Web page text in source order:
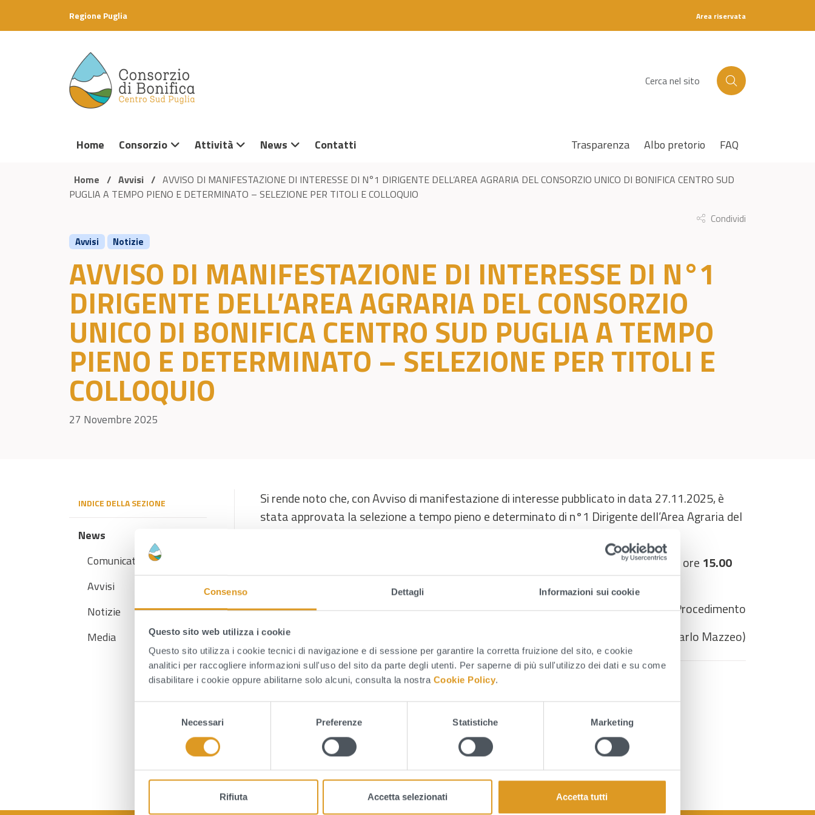
Consenso Dettagli Informazioni sui cookie
Questo sito web utilizza i cookie
Questo sito utilizza i cookie tecnici di navigazione e di sessione per garantire la corretta fruizione del sito, e cookie
analitici per raccogliere informazioni sull'uso del sito da parte degli utenti. Per saperne di più sull'utilizzo dei dati e su come
disabilitare i cookie oppure abilitarne solo alcuni, consulta la nostra Cookie Policy.
n
Necessari Preferenze Statistiche Marketing
Rifiuta Accetta selezionati Accetta tutti
Regione Puglia Area riservata
Home Consorzio Attività News Contatti Trasparenza Albo pretorio FAQ
Home / Avvisi / AVVISO DI MANIFESTAZIONE DI INTERESSE DI N°1 DIRIGENTE DELL’AREA AGRARIA DEL CONSORZIO UNICO DI BONIFICA CENTRO SUD
PUGLIA A TEMPO PIENO E DETERMINATO – SELEZIONE PER TITOLI E COLLOQUIO
Condividi
Avvisi Notizie
AVVISO DI MANIFESTAZIONE DI INTERESSE DI N°1
DIRIGENTE DELL’AREA AGRARIA DEL CONSORZIO
UNICO DI BONIFICA CENTRO SUD PUGLIA A TEMPO
PIENO E DETERMINATO – SELEZIONE PER TITOLI E
COLLOQUIO
27 Novembre 2025
INDICE DELLA SEZIONE
News
Comunicati
Avvisi
Notizie
Media
Si rende noto che, con Avviso di manifestazione di interesse pubblicato in data 27.11.2025, è
stata approvata la selezione a tempo pieno e determinato di n°1 Dirigente dell’Area Agraria del
La domanda di partecipazione dovrà pervenire completa di tutti gli allegati, entro le ore 15.00
del giorno12.12.2025.
Il Responsabile Unico del Procedimento
(Dott. Giancarlo Mazzeo)
ALLEGATI
Allegato 1 - Domanda di partecipazione (23 KB - docx)
Allegato 2 - Dichiarazione di insussistenza di cause di inconferibilità e incompatibilità (19 KB - docx)
Delibera Commissariale n.1216 del 21.11.2025 (213 KB - pdf)